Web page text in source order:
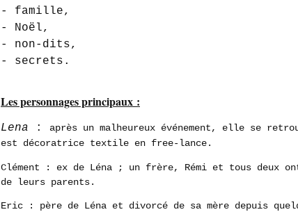
- famille,
- Noël,
- non-dits,
- secrets .
Les personnages principaux :
Lena :
après un malheureux événement, elle se
est décoratrice textile en free-lance.
Clément : ex de Léna ; un frère, Rémi et tous deux
de leurs parents.
Eric : père de Léna et divorcé de sa mère depuis